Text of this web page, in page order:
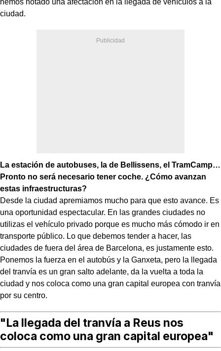
ciudad.
La estación de autobuses, la de Bellissens, el TramCamp…
Pronto no será necesario tener coche. ¿Cómo avanzan
estas infraestructuras?
Desde la ciudad apremiamos mucho para que esto avance. Es
una oportunidad espectacular. En las grandes ciudades no
utilizas el vehículo privado porque es mucho más cómodo ir en
transporte público. Lo que debemos tender a hacer, las
ciudades de fuera del área de Barcelona, es justamente esto.
Ponemos la fuerza en el autobús y la Ganxeta, pero la llegada
del tranvía es un gran salto adelante, da la vuelta a toda la
ciudad y nos coloca como una gran capital europea con tranvía
por su centro.
"La llegada del tranvía a Reus nos
coloca como una gran capital europea"